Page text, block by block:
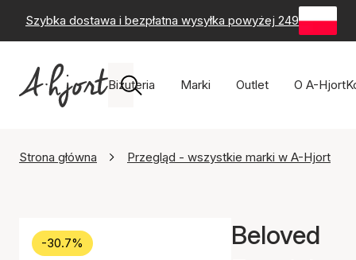
Szybka dostawa i bezpłatna wysyłka powyżej 249 zł -
Biżuteria Marki Outlet O A-Hjort
Strona główna Przegląd - wszystkie marki w A-Hjort
-30.7%
Beloved